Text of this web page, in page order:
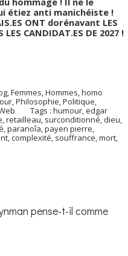
étiez anti manichéiste !
ONT dorénavant LES
LES CANDIDAT.ES DE 2027 !
,Femmes,Hommes, homo
,Philosophie,Politique,
Tags : humour,edgar
,retailleau, surconditionné, dieu,
,paranoîa,payen pierre,
,complexité, souffrance,mort,
pense-t-il comme